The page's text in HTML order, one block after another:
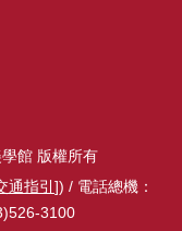
館 版權所有
通指引 ]) / 電話總機：
3100